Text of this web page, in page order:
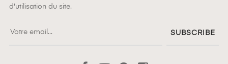
d'utilisation du site.
SUBSCRIBE